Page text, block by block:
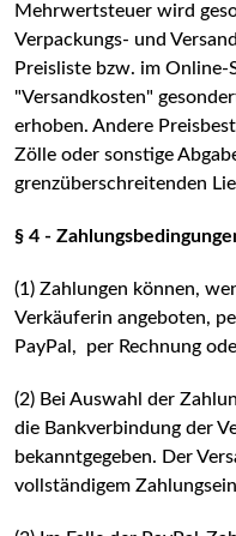
Mehrwertsteuer wird
Verpackungs- und
Preisliste bzw. im Online-
"Versandkosten"
erhoben. Andere
Zölle oder sonstige
grenzüberschreitenden
§ 4 -
(1) Zahlungen können,
Verkäuferin angeboten,
PayPal, per Rechnung
(2) Bei Auswahl der
die Bankverbindung der
bekanntgegeben. Der
vollständigem